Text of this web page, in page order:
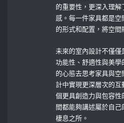
的重要性，更深入理
感。每一件家具都是
的形式和配置，將空間
未來的室內設計不僅
功能性、舒適性與美
的心態去思考家具與
計中實現更深層次的
個更具創造力與包容
間都能夠講述屬於自
棲息之所。